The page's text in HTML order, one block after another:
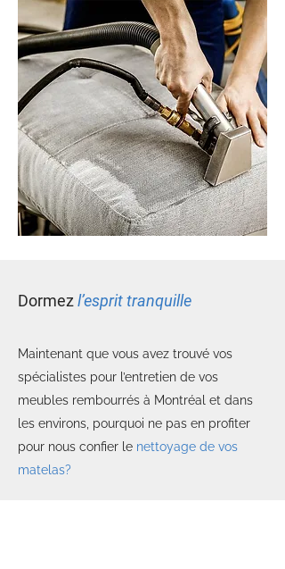
Dormez l’esprit tranquille
Maintenant que vous avez trouvé vos
spécialistes pour l’entretien de vos
meubles rembourrés à Montréal et dans
les environs, pourquoi ne pas en profiter
pour nous confier le nettoyage de vos
matelas?